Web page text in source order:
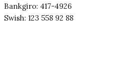
Bankgiro: 417-4926
Swish: 123 558 92 88